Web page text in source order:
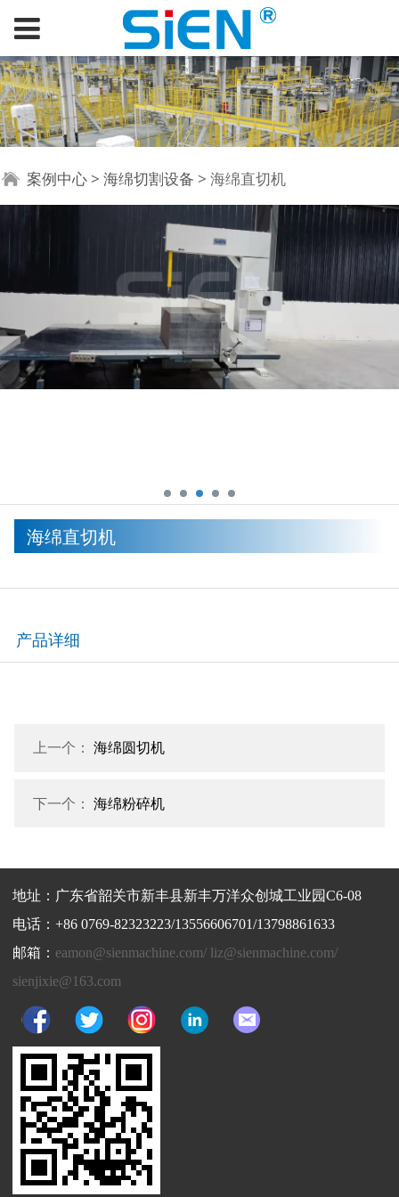
海绵直切机
案例中心 > 海绵切割设备 > 海绵直切机
海绵直切机
产品详细
上一个： 海绵圆切机
下一个： 海绵粉碎机
地址：广东省韶关市新丰县新丰万洋众创城工业园C6-08
电话：+86 0769-82323223/13556606701/13798861633
邮箱： eamon@sienmachine.com/ liz@sienmachine.com/
sienjixie@163.com